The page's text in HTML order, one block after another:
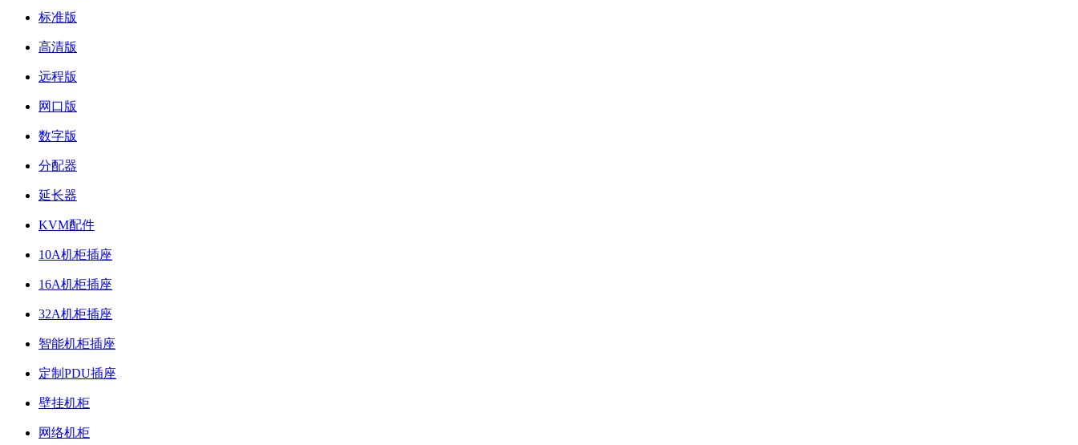
标准版
高清版
远程版
网口版
数字版
分配器
延长器
KVM配件
10A机柜插座
16A机柜插座
32A机柜插座
智能机柜插座
定制PDU插座
壁挂机柜
网络机柜